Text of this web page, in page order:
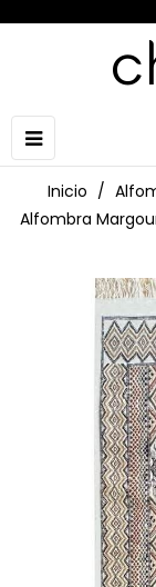
Navegación
de
palanca
☰
Inicio
Alfombra